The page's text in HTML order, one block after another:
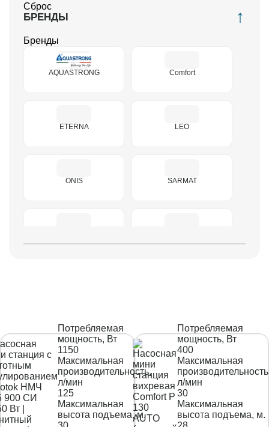
Сброс
БРЕНДЫ
Бренды
AQUASTRONG Comfort
ETERNA LEO
ONIS SARMAT
Потребляемая
мощность, Вт
1150
Максимальная
производительность,
л/мин
125
Максимальная
высота подъема, м.
Потребляемая
мощность, Вт
400
Максимальная
л/мин
30
Максимальная
высота подъема, м.